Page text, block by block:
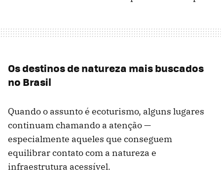
Os destinos de natureza mais buscados
no Brasil
Quando o assunto é ecoturismo, alguns lugares
continuam chamando a atenção —
especialmente aqueles que conseguem
equilibrar contato com a natureza e
infraestrutura acessível.